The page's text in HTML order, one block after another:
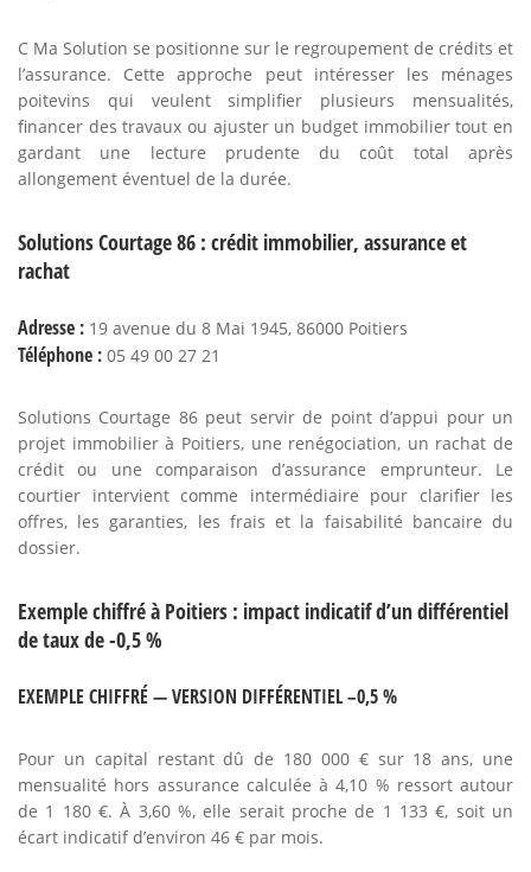
C Ma Solution se positionne sur le regroupement de crédits et
l’assurance. Cette approche peut intéresser les ménages
poitevins qui veulent simplifier plusieurs mensualités,
financer des travaux ou ajuster un budget immobilier tout en
gardant une lecture prudente du coût total après
allongement éventuel de la durée.
Solutions Courtage 86 : crédit immobilier, assurance et
rachat
Adresse : 19 avenue du 8 Mai 1945, 86000 Poitiers
Téléphone : 05 49 00 27 21
Solutions Courtage 86 peut servir de point d’appui pour un
projet immobilier à Poitiers, une renégociation, un rachat de
crédit ou une comparaison d’assurance emprunteur. Le
courtier intervient comme intermédiaire pour clarifier les
offres, les garanties, les frais et la faisabilité bancaire du
dossier.
Exemple chiffré à Poitiers : impact indicatif d’un différentiel
de taux de -0,5 %
EXEMPLE CHIFFRÉ — VERSION DIFFÉRENTIEL –0,5 %
Pour un capital restant dû de 180 000 € sur 18 ans, une
mensualité hors assurance calculée à 4,10 % ressort autour
de 1 180 €. À 3,60 %, elle serait proche de 1 133 €, soit un
écart indicatif d’environ 46 € par mois.